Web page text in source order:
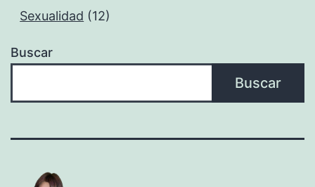
Sexualidad (12)
Buscar
Buscar